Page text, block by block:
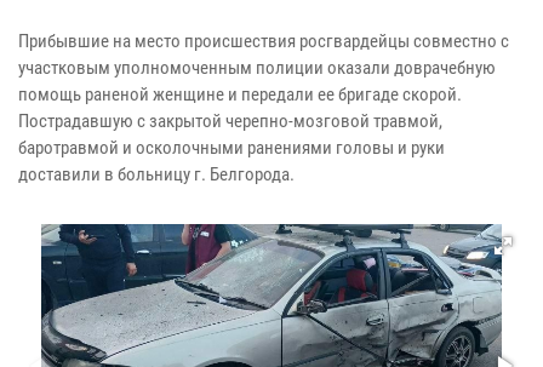
Прибывшие на место происшествия росгвардейцы совместно с
участковым уполномоченным полиции оказали доврачебную
помощь раненой женщине и передали ее бригаде скорой.
Пострадавшую с закрытой черепно-мозговой травмой,
баротравмой и осколочными ранениями головы и руки
доставили в больницу г. Белгорода.